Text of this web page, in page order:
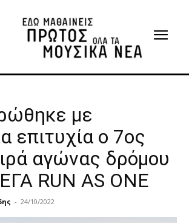
με
επιτυχία ο 7ος
αγώνας δρόμου
RUN AS ONE
- 24/10/2022